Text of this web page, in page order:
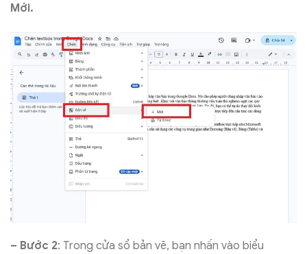
Mới.
– Bước 2: Trong cửa sổ bản vẽ, bạn nhấn vào biểu